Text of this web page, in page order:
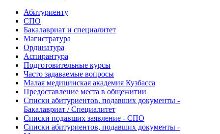
Абитуриенту
СПО
Бакалавриат и специалитет
Магистратура
Ординатура
Аспирантура
Подготовительные курсы
Часто задаваемые вопросы
Малая медицинская академия Кузбасса
Предоставление места в общежитии
Списки абитуриентов, подавших документы -
Бакалавриат / Специалитет
Списки подавших заявление - СПО
Списки абитуриентов, подавших документы -